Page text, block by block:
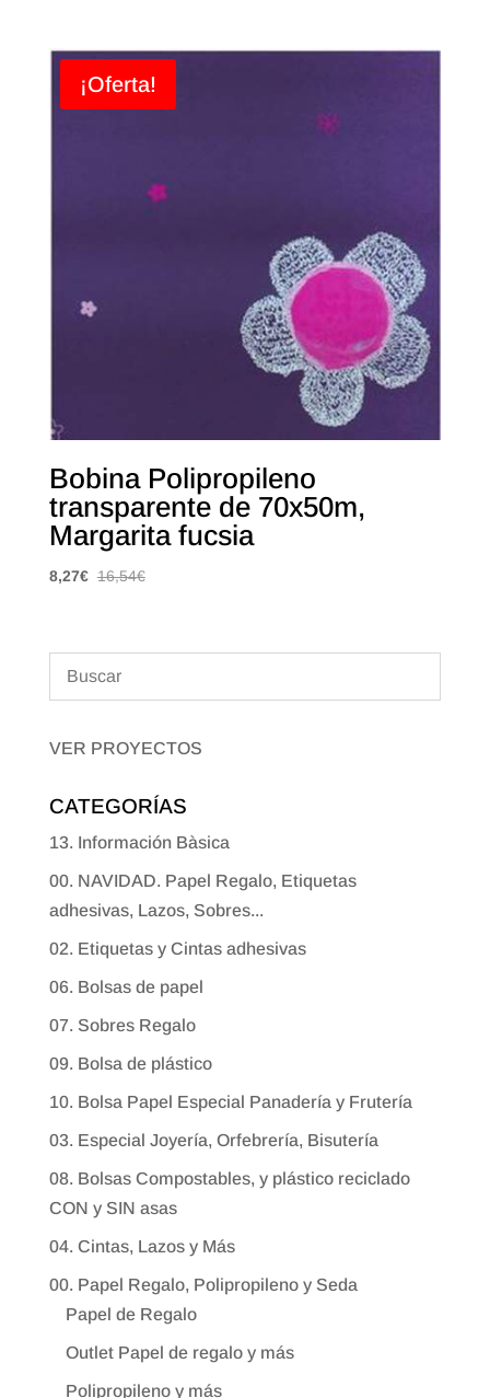
¡Oferta!
Bobina Polipropileno
transparente de 70x50m,
Margarita fucsia
8,27€ 16,54€
VER PROYECTOS
CATEGORÍAS
13. Información Bàsica
00. NAVIDAD. Papel Regalo, Etiquetas
adhesivas, Lazos, Sobres...
02. Etiquetas y Cintas adhesivas
06. Bolsas de papel
07. Sobres Regalo
09. Bolsa de plástico
10. Bolsa Papel Especial Panadería y Frutería
03. Especial Joyería, Orfebrería, Bisutería
08. Bolsas Compostables, y plástico reciclado
CON y SIN asas
04. Cintas, Lazos y Más
00. Papel Regalo, Polipropileno y Seda
Papel de Regalo
Outlet Papel de regalo y más
Polipropileno y más